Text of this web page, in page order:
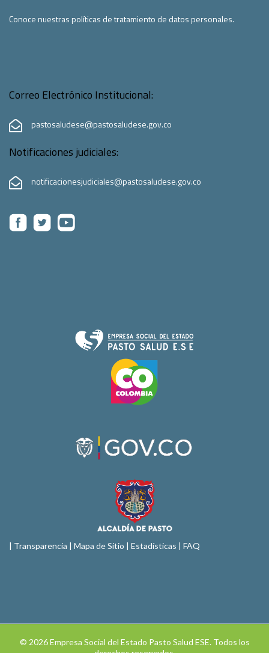
Conoce nuestras políticas de tratamiento de datos personales.
Correo Electrónico Institucional:
pastosaludese@pastosaludese.gov.co
Notificaciones judiciales:
notificacionesjudiciales@pastosaludese.gov.co
| Transparencia | Mapa de Sitio | Estadísticas | FAQ
© 2026 Empresa Social del Estado Pasto Salud ESE. Todos los